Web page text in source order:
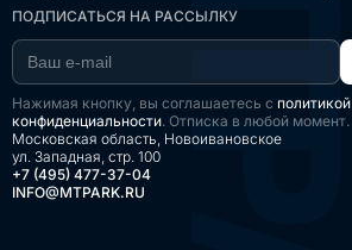
ПОДПИСАТЬСЯ НА РАССЫЛКУ
Нажимая кнопку, вы соглашаетесь с политикой
конфиденциальности. Отписка в любой момент.
Московская область, Новоивановское
ул. Западная, стр. 100
+7 (495) 477-37-04
INFO@MTPARK.RU